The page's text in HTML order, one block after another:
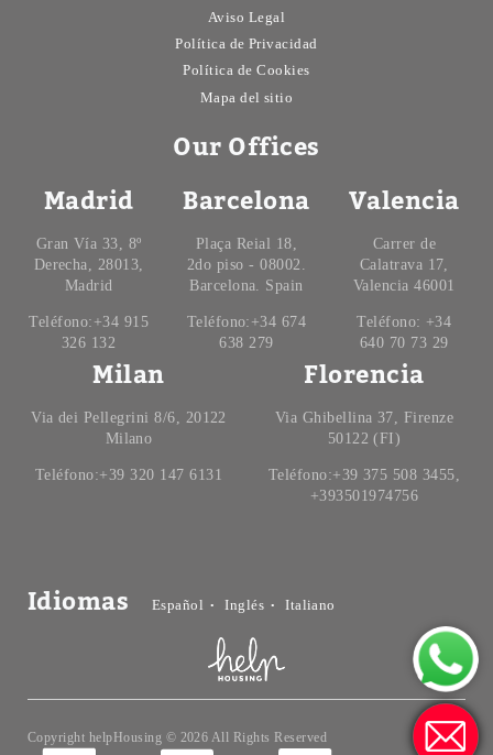
Aviso Legal
Política de Privacidad
Política de Cookies
Mapa del sitio
Our Offices
Madrid
Gran Vía 33, 8º
Derecha, 28013,
Madrid
Teléfono:+34 915
326 132
Barcelona
Plaça Reial 18,
2do piso - 08002.
Barcelona. Spain
Teléfono:+34 674
638 279
Valencia
Carrer de
Calatrava 17,
Valencia 46001
Teléfono: +34
640 70 73 29
Milan
Via dei Pellegrini 8/6, 20122
Milano
Teléfono:+39 320 147 6131
Florencia
Via Ghibellina 37, Firenze
50122 (FI)
Teléfono:+39 375 508 3455,
+393501974756
Idiomas Español Inglés Italiano
Copyright helpHousing © 2026 All Rights Reserved